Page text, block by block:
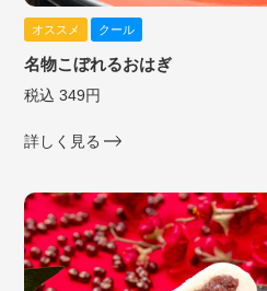
オススメ クール
名物こぼれるおはぎ
税込 349円
詳しく見る